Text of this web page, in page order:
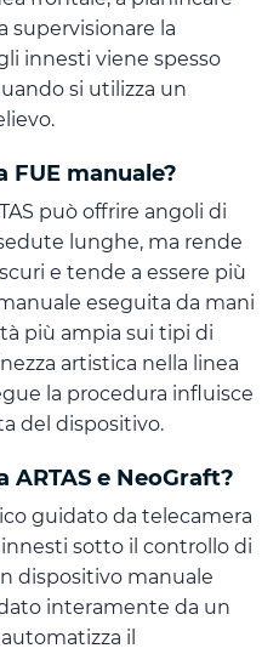
supervisionare la
innesti viene spesso
si utilizza un
FUE manuale?
può offrire angoli di
lunghe, ma rende
e tende a essere più
eseguita da mani
più ampia sui tipi di
artistica nella linea
la procedura influisce
del dispositivo.
ARTAS e NeoGraft?
guidato da telecamera
sotto il controllo di
dispositivo manuale
interamente da un
il